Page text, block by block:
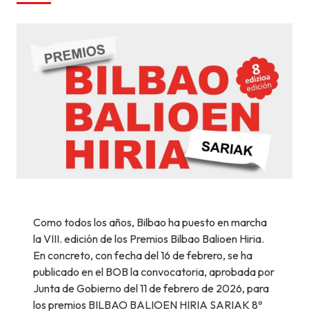
Como todos los años, Bilbao ha puesto en marcha
la VIII. edición de los Premios Bilbao Balioen Hiria.
En concreto, con fecha del 16 de febrero, se ha
publicado en el BOB la convocatoria, aprobada por
Junta de Gobierno del 11 de febrero de 2026, para
los premios BILBAO BALIOEN HIRIA SARIAK 8ª